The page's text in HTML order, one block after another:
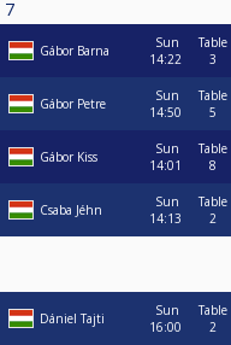
7
Gábor Barna
Sun
14:22
Table
3
Gábor Petre
Sun
14:50
Table
5
Gábor Kiss
Sun
14:01
Table
8
Csaba Jéhn
Sun
14:13
Table
2
Dániel Tajti
Sun
16:00
Table
2